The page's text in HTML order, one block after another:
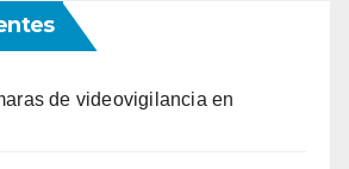
de videovigilancia en